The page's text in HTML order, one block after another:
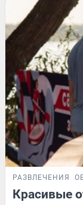
РАЗВЛЕЧЕНИЯ
Красивые